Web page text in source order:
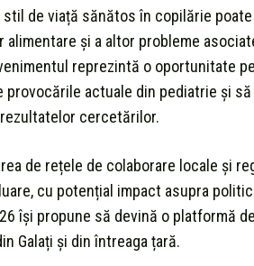
de viață sănătos în copilărie
și a altor probleme
reprezintă o oportunitate
actuale din pediatrie și
cercetărilor.
de rețele de colaborare locale și
cu potențial impact asupra
își propune să devină o platformă
Galați și din întreaga țară.